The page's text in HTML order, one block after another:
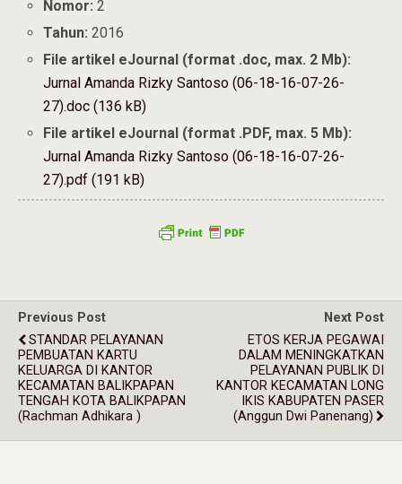
Nomor: 2
Tahun: 2016
File artikel eJournal (format .doc, max. 2 Mb):
Jurnal Amanda Rizky Santoso (06-18-16-07-26-
27).doc (136 kB)
File artikel eJournal (format .PDF, max. 5 Mb):
Jurnal Amanda Rizky Santoso (06-18-16-07-26-
27).pdf (191 kB)
Previous Post
STANDAR PELAYANAN
PEMBUATAN KARTU
KELUARGA DI KANTOR
KECAMATAN BALIKPAPAN
TENGAH KOTA BALIKPAPAN
(Rachman Adhikara )
Next Post
ETOS KERJA PEGAWAI
DALAM MENINGKATKAN
PELAYANAN PUBLIK DI
KANTOR KECAMATAN LONG
IKIS KABUPATEN PASER
(Anggun Dwi Panenang)